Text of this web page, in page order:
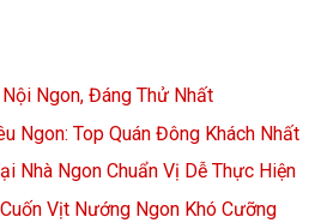
Ngon, Đáng Thử Nhất
Ngon: Top Quán Đông Khách Nhất
Nhà Ngon Chuẩn Vị Dễ Thực Hiện
Vịt Nướng Ngon Khó Cưỡng